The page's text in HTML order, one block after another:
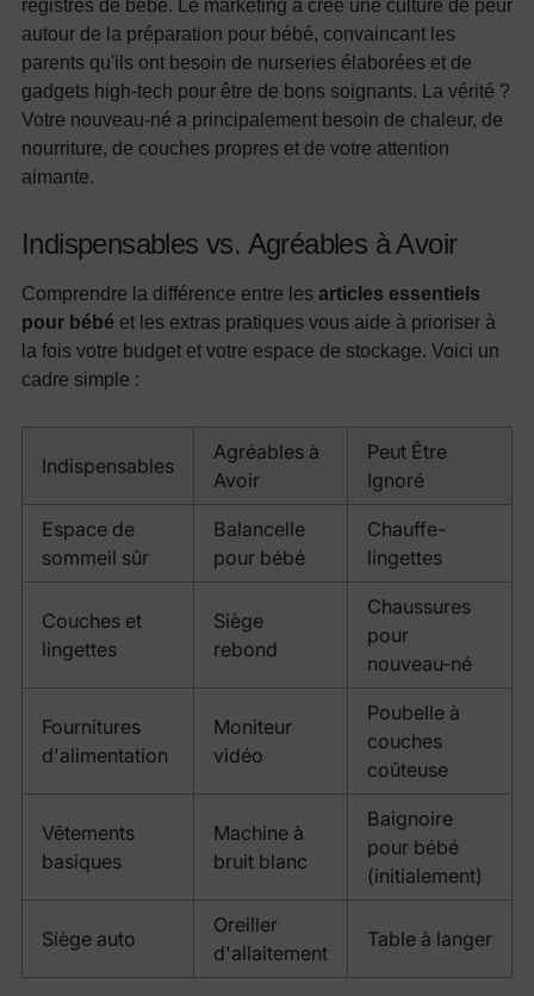
registres de bébé. Le marketing a créé une culture de peur
autour de la préparation pour bébé, convaincant les
parents qu'ils ont besoin de nurseries élaborées et de
gadgets high-tech pour être de bons soignants. La vérité ?
Votre nouveau-né a principalement besoin de chaleur, de
nourriture, de couches propres et de votre attention
aimante.
Indispensables vs. Agréables à Avoir
Comprendre la différence entre les articles essentiels
pour bébé et les extras pratiques vous aide à prioriser à
la fois votre budget et votre espace de stockage. Voici un
cadre simple :
Indispensables
Agréables à
Avoir
Peut Être
Ignoré
Espace de
sommeil sûr
Balancelle
pour bébé
Chauffe-
lingettes
Couches et
lingettes
Siège
rebond
Chaussures
pour
nouveau-né
Fournitures
d'alimentation
Moniteur
vidéo
Poubelle à
couches
coûteuse
Vêtements
basiques
Machine à
bruit blanc
Baignoire
pour bébé
(initialement)
Siège auto
Oreiller
d'allaitement
Table à langer